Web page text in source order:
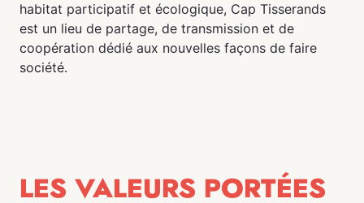
habitat participatif et écologique, Cap Tisserands
est un lieu de partage, de transmission et de
coopération dédié aux nouvelles façons de faire
société.
LES VALEURS PORTÉES